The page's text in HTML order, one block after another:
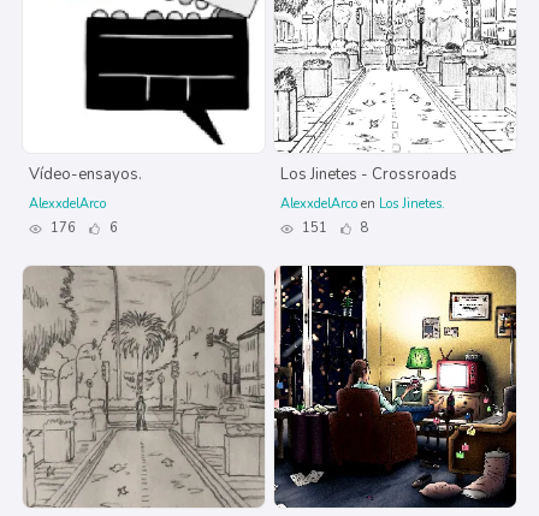
Vídeo-ensayos.
AlexxdelArco
176
6
Los Jinetes - Crossroads
AlexxdelArco en Los Jinetes.
151
8